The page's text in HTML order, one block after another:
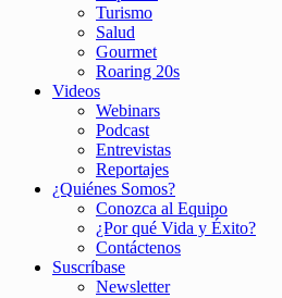
Turismo
Salud
Gourmet
Roaring 20s
Videos
Webinars
Podcast
Entrevistas
Reportajes
¿Quiénes Somos?
Conozca al Equipo
¿Por qué Vida y Éxito?
Contáctenos
Suscríbase
Newsletter